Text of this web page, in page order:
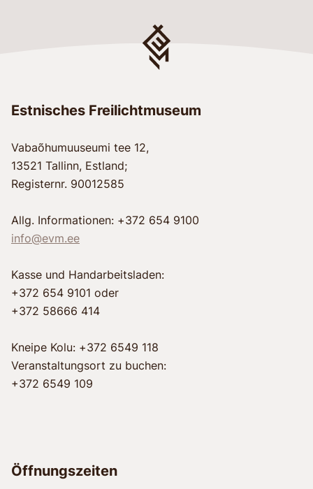
Estnisches Freilichtmuseum
Vabaõhumuuseumi tee 12,
13521 Tallinn, Estland;
Registernr. 90012585
Allg. Informationen: +372 654 9100
info@evm.ee
Kasse und Handarbeitsladen:
+372 654 9101 oder
+372 58666 414
Kneipe Kolu: +372 6549 118
Veranstaltungsort zu buchen:
+372 6549 109
Öffnungszeiten